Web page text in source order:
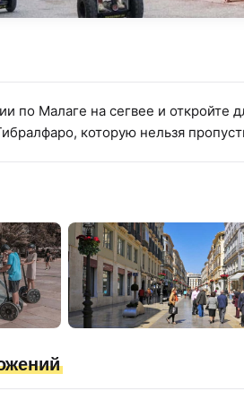
по Малаге на сегвее и
которую нельзя